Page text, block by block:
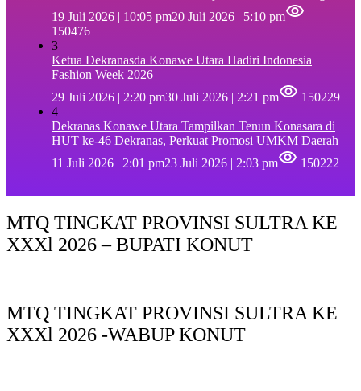
19 Juli 2026 | 10:05 pm20 Juli 2026 | 5:10 pm
150476
3
Ketua Dekranasda Konawe Utara Hadiri Indonesia
Fashion Week 2026
29 Juli 2026 | 2:20 pm30 Juli 2026 | 2:21 pm
150229
4
Dekranas Konawe Utara Tampilkan Tenun Konasara di
HUT ke-46 Dekranas, Perkuat Promosi UMKM Daerah
11 Juli 2026 | 2:01 pm23 Juli 2026 | 2:03 pm 150222
MTQ TINGKAT PROVINSI SULTRA KE
XXXl 2026 – BUPATI KONUT
MTQ TINGKAT PROVINSI SULTRA KE
XXXl 2026 -WABUP KONUT